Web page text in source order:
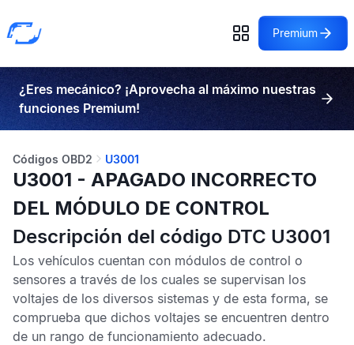
Premium
¿Eres mecánico? ¡Aprovecha al máximo nuestras
funciones Premium!
Códigos OBD2 U3001
U3001 - APAGADO INCORRECTO
DEL MÓDULO DE CONTROL
Descripción del código DTC U3001
Los vehículos cuentan con módulos de control o
sensores a través de los cuales se supervisan los
voltajes de los diversos sistemas y de esta forma, se
comprueba que dichos voltajes se encuentren dentro
de un rango de funcionamiento adecuado.